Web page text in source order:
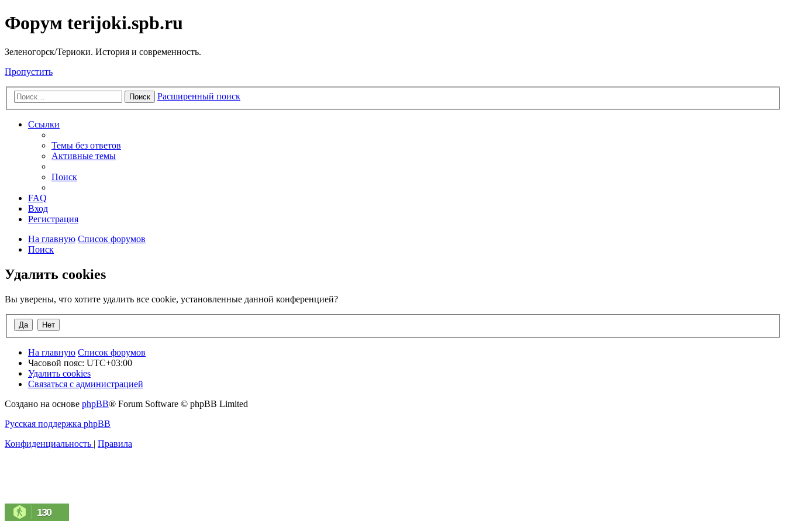
Форум terijoki.spb.ru
Зеленогорск/Териоки. История и современность.
Пропустить
Поиск Расширенный поиск
Ссылки
Темы без ответов
Активные темы
Поиск
FAQ
Вход
Регистрация
На главную Список форумов
Поиск
Удалить cookies
Вы уверены, что хотите удалить все cookie, установленные данной конференцией?
На главную Список форумов
Часовой пояс: UTC+03:00
Удалить cookies
Связаться с администрацией
Создано на основе phpBB® Forum Software © phpBB Limited
Русская поддержка phpBB
Конфиденциальность | Правила
130